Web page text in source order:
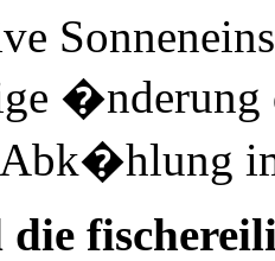
�nderung
Abk�hlung
die